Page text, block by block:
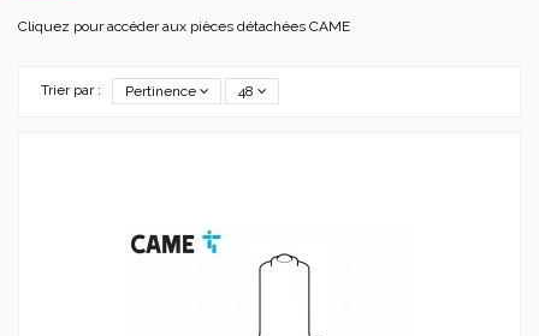
Cliquez pour accéder aux pièces détachées CAME
Trier par : Pertinence 48